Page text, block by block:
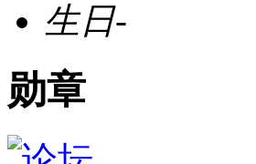
生日-
勋章